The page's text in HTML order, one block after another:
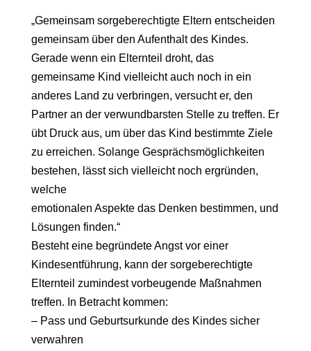
„Gemeinsam sorgeberechtigte Eltern entscheiden
gemeinsam über den Aufenthalt des Kindes.
Gerade wenn ein Elternteil droht, das
gemeinsame Kind vielleicht auch noch in ein
anderes Land zu verbringen, versucht er, den
Partner an der verwundbarsten Stelle zu treffen. Er
übt Druck aus, um über das Kind bestimmte Ziele
zu erreichen. Solange Gesprächsmöglichkeiten
bestehen, lässt sich vielleicht noch ergründen,
welche
emotionalen Aspekte das Denken bestimmen, und
Lösungen finden.“
Besteht eine begründete Angst vor einer
Kindesentführung, kann der sorgeberechtigte
Elternteil zumindest vorbeugende Maßnahmen
treffen. In Betracht kommen:
– Pass und Geburtsurkunde des Kindes sicher
verwahren